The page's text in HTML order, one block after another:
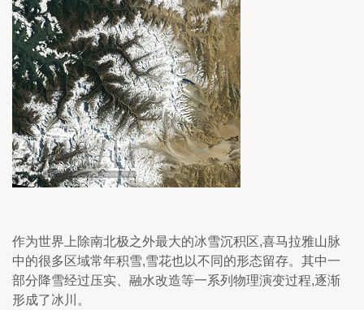
作为世界上除南北极之外最大的冰雪沉积区,喜马拉雅山脉
中的很多区域常年积雪,雪花也以不同的形态留存。其中一
部分降雪经过压实、融水改造等一系列物理演变过程,逐渐
形成了冰川。